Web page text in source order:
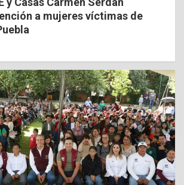
a mujeres víctimas de